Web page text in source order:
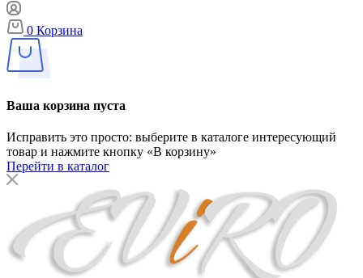
0 Корзина
Ваша корзина пуста
Исправить это просто: выберите в каталоге интересующий
товар и нажмите кнопку «В корзину»
Перейти в каталог